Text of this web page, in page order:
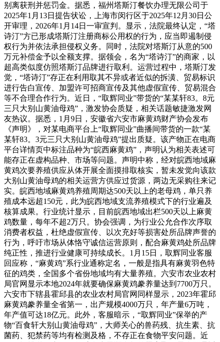
别离获刑并惩罚金。据悉，福州塔斯汀餐饮办理无限公司于
2025年1月13日提告状讼，上海市闵行区于2025年12月30日公
开审理，2026年1月14日一审宣判。显示，法院最终认定，“塔
诗汀”方已形成塔斯汀注册商标公用权的行为，应当即遏制侵
权行为并依法承担侵权义务。同时，法院对塔斯汀从意的500
万元补偿金予以全额支撑。据领会，名为“塔诗汀”的商家，以
超高类似度仿照塔斯汀品牌进行取利。运营过程中，塔斯汀发
觉，“塔诗汀”存正在利用取其不异或者近似的拆潢、贸易标识
进行告白宣传、加盟许可招商宣传及其他虚假宣传、贸易混合
等不合理合作行为。近日，“取辉同业”带货的“某某轩83。8元
三只大别山黄油母鸡”，激发协会质疑，相关话题敏捷激发网
友热议。据悉，1月9日，安徽省六安市麻黄鸡财产协会发布
《声明》，对某电商平台上“取辉同业”曲播间带货的一款“某
某轩83。3元三只大别山黄油母鸡”提出质疑。该产物正在电商
平台详情页中标注品种为“皖西麻黄鸡”，声明认为相关表述可
能存正在虚构品种、市场等问题。声明中称，经对皖西地域麻
黄鸡次要养殖供应从体开展全面摸排取核实，暂未发觉向该款
大别山黄油母鸡的相关运营方供应过货源，两边无采购往来记
实。皖西地域麻黄鸡养殖周期达500天以上的老母鸡，单只养
殖成本远超150元，此为皖西地域支流养殖模式下的行业遍及
核算成果。行业统计显示，目前皖西地域出栏500天以上麻黄
鸡数量，每年不超2万只。协会强调，为行业公允合作次序取
消费者权益，杜绝虚假宣传、以次充好等损害处所品牌声誉的
行为，呼吁市场从体恪守诚信运营原则，配合麻黄鸡处所品牌
纯正性，推进行业健康可持续成长。1月15日，取辉同业客服
回应称，“麻黄鸡”系行业通称定名，一般是指具有麻黄羽色特
征的鸡类，全国多个省份地域均有大量养殖。六安市农业农村
局官网显示本地2024年就要确保麻黄鸡豢养量达到7700万只。
六安市下辖县霍邱县的农业农村局官网同样显示，2023年霍邱
麻黄鸡豢养量全省第一，出产规模4000万只，年产量6万吨，
年产值可达18亿元。此外，客服暗示，“取辉同业”保举的产
物“百食轩大别山黄油母鸡”，大师关心的兽药残、抗生素、抗
菌药、犯禁药等均有检测及格，不存正在食物平安问题。近